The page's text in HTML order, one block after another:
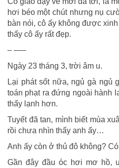
hơi béo một chút nhưng nụ
bàn nói, cô ấy không được
thấy cô ấy rất đẹp.
– —–
Ngày 23 tháng 3, trời âm u.
Lại phát sốt nữa, ngủ gà ngủ
toán phạt ra đứng ngoài hành
thấy lạnh hơn.
Tuyết đã tan, mình biết mùa
rồi chưa nhìn thấy anh ấy…
Anh ấy còn ở thủ đô không?
Gần đây đầu óc hơi mơ hồ,